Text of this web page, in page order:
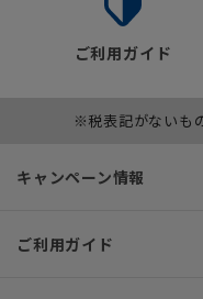
ご利用ガイド
※税表記がないも
キャンペーン情報
ご利用ガイド